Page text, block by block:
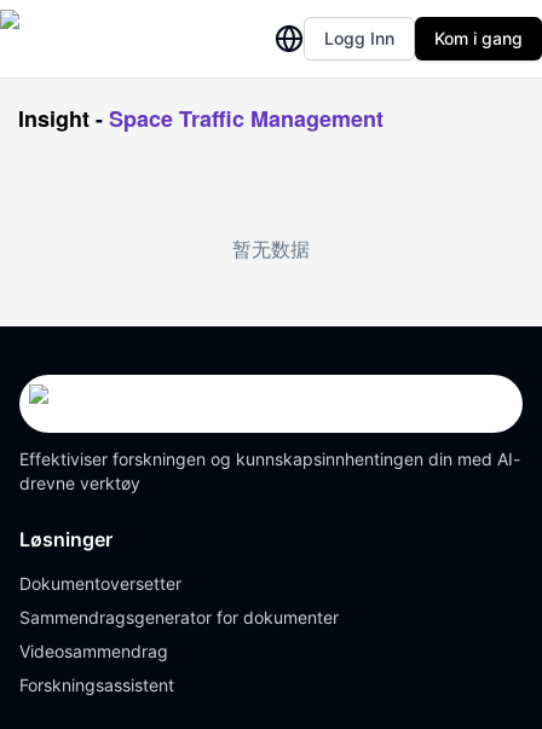
Logg Inn Kom i gang
Insight-Space Traffic Management
暂无数据
Effektiviser forskningen og kunnskapsinnhentingen din med AI-
drevne verktøy
Løsninger
Dokumentoversetter
Sammendragsgenerator for dokumenter
Videosammendrag
Forskningsassistent